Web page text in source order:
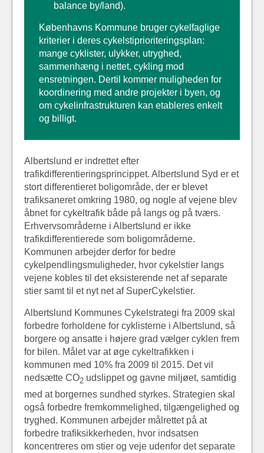
balance by/land).
Københavns Kommune bruger cykelfaglige
kriterier i deres cykelstiprioriteringsplan:
mange cyklister, ulykker, utryghed,
sammenhæng i nettet, cykling mod
ensretningen. Dertil kommer muligheden for
koordinering med andre projekter i byen, og
om cykelinfrastrukturen kan etableres enkelt
og billigt.
Albertslund er indrettet efter
trafikdifferentieringsprincippet. Albertslund Syd er et
stort differentieret boligområde, der er blevet
trafiksaneret omkring 1980, og nogle af vejene blev
åbnet for cykeltrafik både på langs og på tværs.
Erhvervsområderne i Albertslund er ikke
trafikdifferentierede som boligområderne.
Kommunen arbejder derfor for bedre
cykelpendlingsmuligheder, hvor cykelstier langs
vejene kobles til det eksisterende net af separate
stier samt til et nyt net af SuperCykelstier.
Albertslund Kommunes Cykelstrategi fra 2009 skal
forbedre forholdene for cyklisterne i Albertslund, så
borgere og ansatte i højere grad vælger cyklen frem
for bilen. Målet var at øge cykeltrafikken i
kommunen med 10% fra 2009 til 2015. Det vil
nedsætte CO2 udslippet og gavne miljøet, samtidig
med at borgernes sundhed styrkes. Strategien skal
også forbedre fremkommelighed, tilgængelighed og
tryghed. Kommunen arbejder målrettet på at
forbedre trafiksikkerheden, hvor indsatsen
koncentreres om stier og veje udenfor det separate